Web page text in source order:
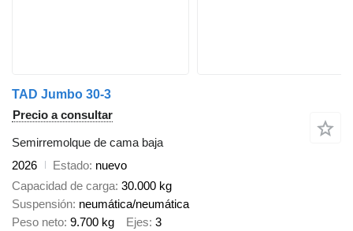
TAD Jumbo 30-3
Precio a consultar
Semirremolque de cama baja
2026
Estado nuevo
Capacidad de carga 30.000 kg
Suspensión neumática/neumática
Peso neto 9.700 kg Ejes 3